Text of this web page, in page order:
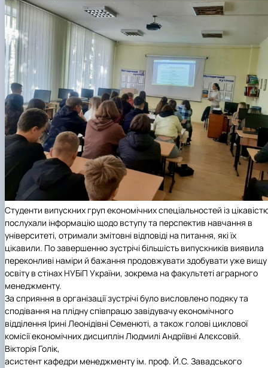
Студенти випускних груп економічних спеціальностей із
послухали інформацію щодо вступу та перспектив навчання в
університеті, отримали змітовні відповіді на питання, які їх
цікавили. По завершенню зустрічі більшість випуcкників виявила
переконливі наміри й бажання продовжувати здобувати уже вищу
освіту в стінах НУБіП України, зокрема на факультеті аграрного
менеджменту.
За сприяння в організації зустрічі було висловлено подяку та
сподівання на плідну співпрацю завідувачу економічного
відділення Ірині Леонідівні Семенюті, а також голові циклової
комісії економічних дисциплін Людмилі Андріївні Алєксовій.
Вікторія Голік,
асистент кафедри менеджменту ім. проф. Й.С. Завадського